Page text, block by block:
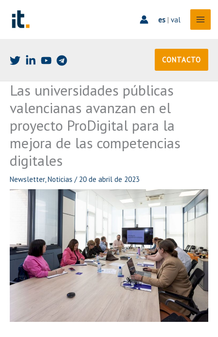
contenido
es| val
CONTACTO
Las universidades públicas
valencianas avanzan en el
proyecto ProDigital para la
mejora de las competencias
digitales
Newsletter,Noticias / 20 de abril de 2023